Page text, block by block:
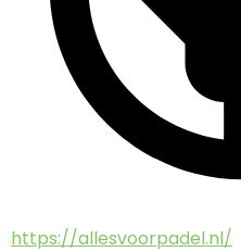
https://allesvoorpadel.nl/